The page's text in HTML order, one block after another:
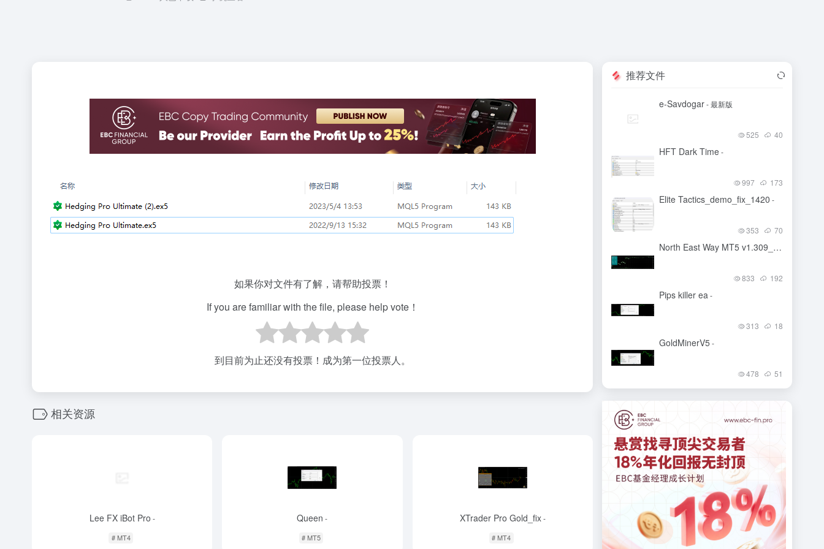
如果你对文件有了解，请帮助投票！
If you are familiar with the file, please help vote！
到目前为止还没有投票！成为第一位投票人。
相关资源
Lee FX iBot Pro -
# MT4
Queen -
# MT5
XTrader Pro Gold_fix-
# MT4
推荐文件
e-Savdogar- 最新版
525 40
HFT Dark Time-
997 173
Elite Tactics_demo_fix_1420 -
353 70
North East Way MT5 v1.309_fix
833 192
Pips killer ea-
313 18
GoldMinerV5 -
478 51